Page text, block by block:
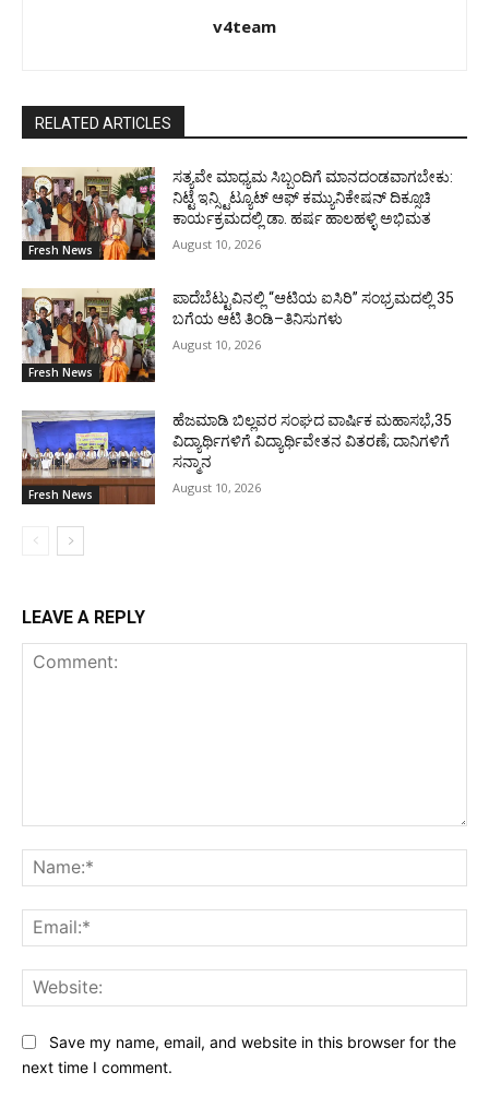
v4team
RELATED ARTICLES
Fresh News
ಸತ್ಯವೇ ಮಾಧ್ಯಮ ಸಿಬ್ಬಂದಿಗೆ ಮಾನದಂಡವಾಗಬೇಕು:
ನಿಟ್ಟೆ ಇನ್ಸ್ಟಿಟ್ಯೂಟ್ ಆಫ್ ಕಮ್ಯುನಿಕೇಷನ್ ದಿಕ್ಸೂಚಿ
ಕಾರ್ಯಕ್ರಮದಲ್ಲಿ ಡಾ. ಹರ್ಷ ಹಾಲಹಳ್ಳಿ ಅಭಿಮತ
August 10, 2026
Fresh News
ಪಾದೆಬೆಟ್ಟುವಿನಲ್ಲಿ “ಆಟಿಯ ಐಸಿರಿ’’ ಸಂಭ್ರಮದಲ್ಲಿ 35
ಬಗೆಯ ಆಟಿ ತಿಂಡಿ–ತಿನಿಸುಗಳು
August 10, 2026
Fresh News
ಹೆಜಮಾಡಿ ಬಿಲ್ಲವರ ಸಂಘದ ವಾರ್ಷಿಕ ಮಹಾಸಭೆ,35
ವಿದ್ಯಾರ್ಥಿಗಳಿಗೆ ವಿದ್ಯಾರ್ಥಿವೇತನ ವಿತರಣೆ; ದಾನಿಗಳಿಗೆ
ಸನ್ಮಾನ
August 10, 2026
LEAVE A REPLY
Save my name, email, and website in this browser for the
next time I comment.